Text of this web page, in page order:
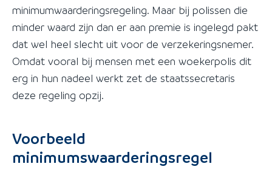
minimumwaarderingsregeling. Maar bij polissen die
minder waard zijn dan er aan premie is ingelegd pakt
dat wel heel slecht uit voor de verzekeringsnemer.
Omdat vooral bij mensen met een woekerpolis dit
erg in hun nadeel werkt zet de staatssecretaris
deze regeling opzij.
Voorbeeld
minimumswaarderingsregel